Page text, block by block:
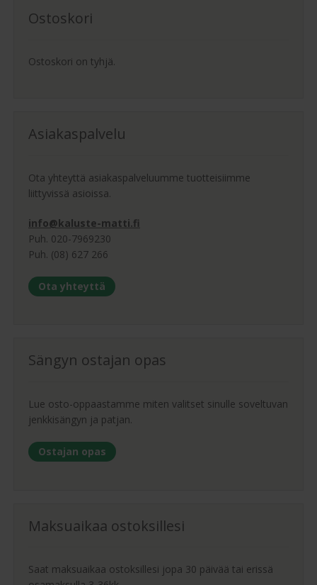
Ostoskori
Ostoskori on tyhjä.
Asiakaspalvelu
Ota yhteyttä asiakaspalveluumme tuotteisiimme
liittyvissä asioissa.
info@kaluste-matti.fi
Puh. 020-7969230
Puh. (08) 627 266
Ota yhteyttä
Sängyn ostajan opas
Lue osto-oppaastamme miten valitset sinulle soveltuvan
jenkkisängyn ja patjan.
Ostajan opas
Maksuaikaa ostoksillesi
Saat maksuaikaa ostoksillesi jopa 30 päivää tai erissä